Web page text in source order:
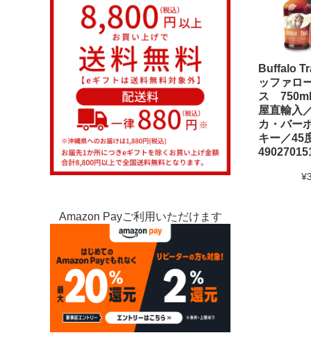
Buffalo
ッファロ
ス
屋直輸入
カ・バー
キー／45
Amazon Payご利用いただけます